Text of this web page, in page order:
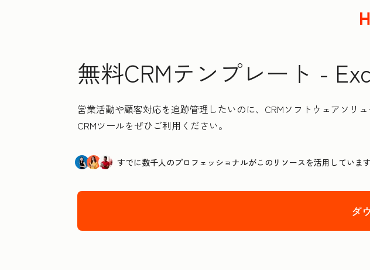
無料CRMテンプレート -
営業活動や顧客対応を追跡管理したいのに、CRMソフトウェアソリ
CRMツールをぜひご利用ください。
すでに数千人のプロフェッショナルがこのリソースを活用しています
ダ